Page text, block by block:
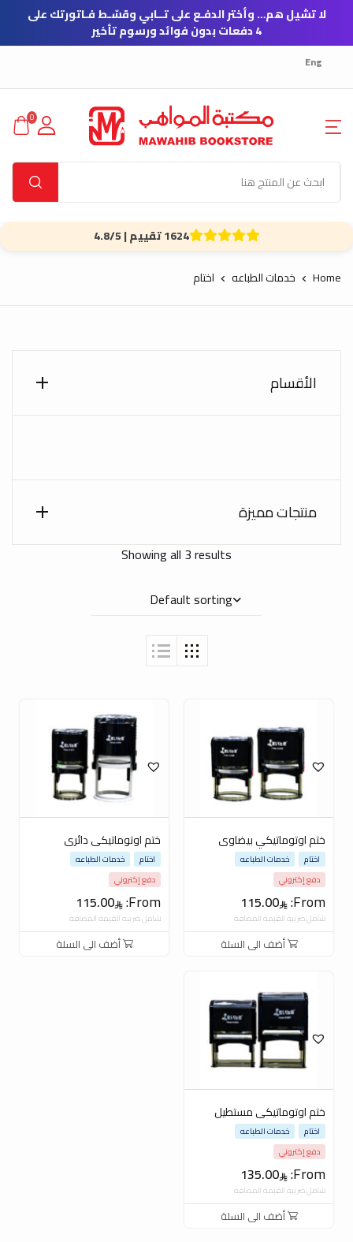
لا تشيل هم… وأختر الدفـع على تــابي وقسّـط فـاتورتك على
4 دفعات بدون فوائد ورسوم تأخير
Eng
0
1624 تقييم | 4.8/5
Home خدمات الطباعه اختام
Showing all 3 results
Default sorting
ختم اوتوماتيكي بيضاوى
From:
115.00
اختام
خدمات الطباعه
دفع إكتروني
شامل ضريبة القيمة المضافة
أضف الى السلة
ختم اوتوماتيكى دائرى
From:
115.00
اختام
خدمات الطباعه
دفع إكتروني
شامل ضريبة القيمة المضافة
أضف الى السلة
ختم اوتوماتيكى مستطيل
From:
135.00
اختام
خدمات الطباعه
دفع إكتروني
شامل ضريبة القيمة المضافة
أضف الى السلة
الأقسام
منتجات مميزة